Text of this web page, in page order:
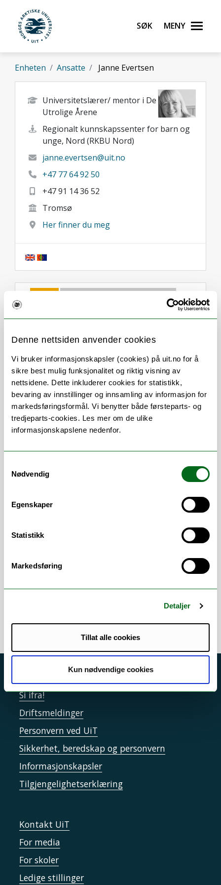
Denne nettsiden anvender cookies
Vi bruker informasjonskapsler (cookies) på uit.no for å
sikre best mulig funksjonalitet og riktig visning av
nettsidene. Dette inkluderer cookies for statistikk,
bevaring av innstillinger og innsamling av informasjon for
markedsføringsformål. Vi benytter både førsteparts- og
tredjeparts-cookies. Les mer om de ulike
informasjonskapslene nedenfor.
Nødvendig
Egenskaper
Statistikk
Markedsføring
Detaljer
Tillat alle cookies
Kun nødvendige cookies
Gå til hovedinnhold
UiT Norges arktiske universitet
Søk Meny
Enheten Ansatte Janne Evertsen
Universitetslærer/ mentor i De
Utrolige Årene
Regionalt kunnskapssenter for barn og
unge, Nord (RKBU Nord)
janne.evertsen@uit.no
+47 77 64 92 50
+47 91 14 36 52
Tromsø
Her finner du meg
Forskning og undervisning
Publikasjoner
Her finner du meg
Stillingsbeskrivelse
Opplæring, veiledning og sertifisering av
fagfolk innen De Utrolige Årene.
De Utrolige Årene (DUÅ) er en
atferds- og sosiale vansker i alderen 0 til 12
mot foreldre, barn og ansatte i barnehage,
skole og SFO (AKS). Les
De Utrolige Årenes kontor ved Regionalt
(RKBU-Nord) (se hjemmeside),
implementering og drift av DUÅ i Norge.
Si ifra!
Driftsmeldinger
Personvern ved UiT
Sikkerhet, beredskap og personvern
Informasjonskapsler
Tilgjengelighetserklæring
Kontakt UiT
For media
For skoler
Ledige stillinger